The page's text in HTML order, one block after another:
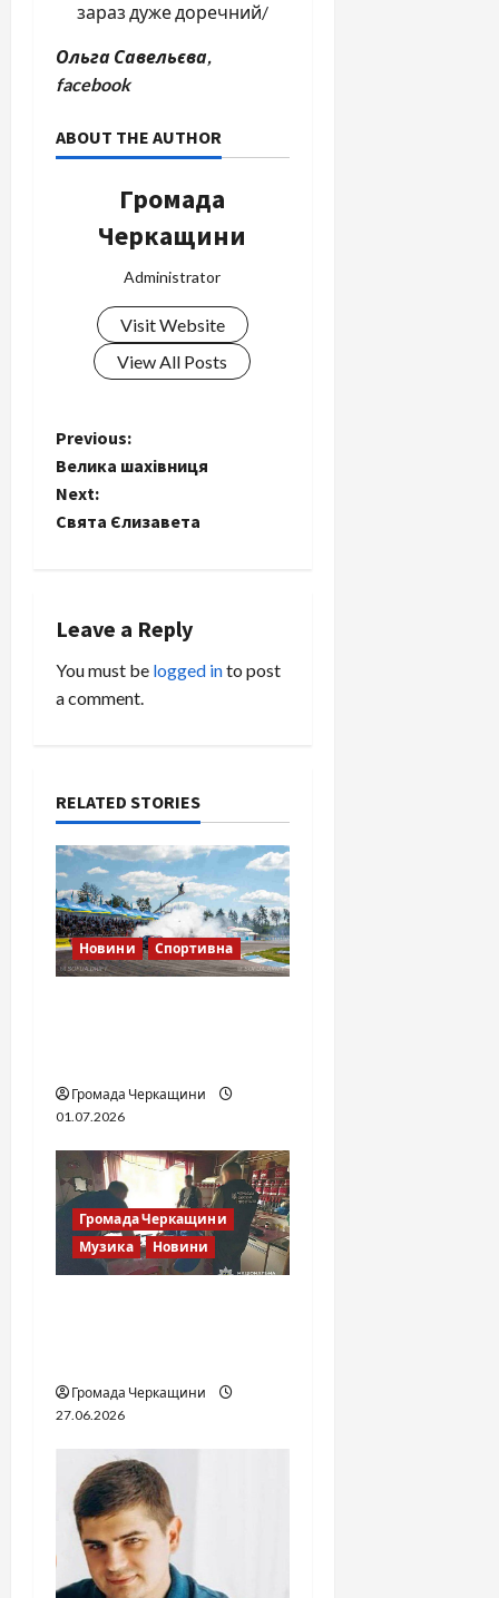
зараз дуже доречний/
Ольга Савельєва,
facebook
ABOUT THE AUTHOR
Громада
Черкащини
Administrator
Visit Website
View All Posts
P
o
s
n
a
g
a
t
i
Previous:
Велика шахівниця
Next:
Свята Єлизавета
Leave a Reply
You must be logged into post
a comment.
RELATED STORIES
Новини Спортивна
Громада Черкащини
01.07.2026
Громада Черкащини
Музика
Новини
Громада Черкащини
27.06.2026